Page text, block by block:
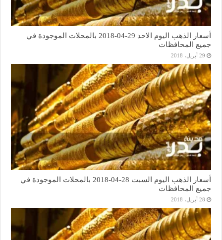
أسعار الذهب اليوم الاحد 29-04-2018 بالمحلات الموجودة في
جميع المحافظات
29 أبريل، 2018
أسعار الذهب اليوم السبت 28-04-2018 بالمحلات الموجودة في
جميع المحافظات
28 أبريل، 2018